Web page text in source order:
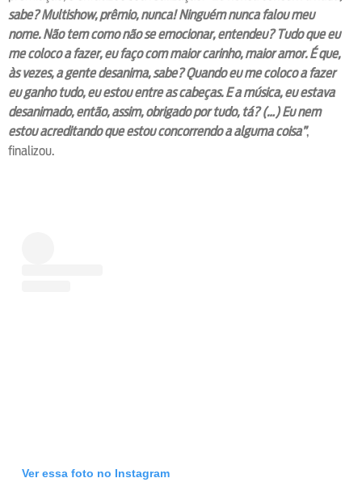
sabe? Multishow, prêmio, nunca! Ninguém nunca falou meu
nome. Não tem como não se emocionar, entendeu? Tudo que eu
me coloco a fazer, eu faço com maior carinho, maior amor. É que,
às vezes, a gente desanima, sabe? Quando eu me coloco a fazer
eu ganho tudo, eu estou entre as cabeças. E a música, eu estava
desanimado, então, assim, obrigado por tudo, tá? (…) Eu nem
estou acreditando que estou concorrendo a alguma coisa”,
finalizou.
Ver essa foto no Instagram